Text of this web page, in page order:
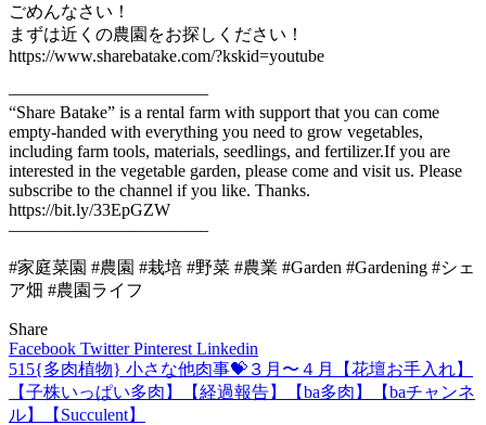
ごめんなさい！
まずは近くの農園をお探しください！
https://www.sharebatake.com/?kskid=youtube
———————————–
“Share Batake” is a rental farm with support that you can come
empty-handed with everything you need to grow vegetables,
including farm tools, materials, seedlings, and fertilizer.If you are
interested in the vegetable garden, please come and visit us. Please
subscribe to the channel if you like. Thanks.
https://bit.ly/33EpGZW
———————————–
#家庭菜園 #農園 #栽培 #野菜 #農業 #Garden #Gardening #シェ
ア畑 #農園ライフ
Share
Facebook TwitterPinterest Linkedin
投
稿
515{多肉植物} 小さな他肉事💝３月〜４月【花壇お手入れ】
【子株いっぱい多肉】【経過報告】【ba多肉】【baチャンネ
ル】【Succulent】